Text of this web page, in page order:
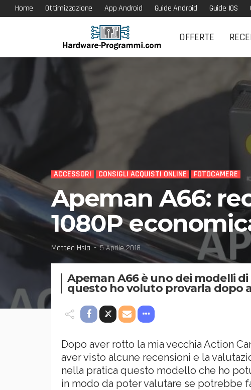
Home Ottimizzazione App Android Guide Android Guide IOS
OFFERTE
ACCESSORI CONSIGLI ACQUISTI ONLINE FOTOCAMERE
Apeman A66:
1080P
Matteo Hsia 5 Aprile 2018
Apeman A66 è uno dei modelli
questo ho voluto provarla dopo
Dopo aver rotto la mia vecchia Action
aver visto alcune recensioni e la
nella pratica questo modello che ho
in modo da poter valutare se potrebbe